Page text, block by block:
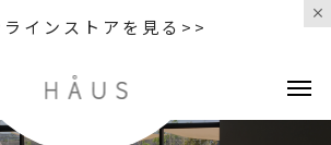
ラインストアを見る>>